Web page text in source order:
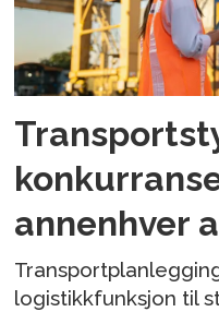
annenhver
logistikkfunksjon til